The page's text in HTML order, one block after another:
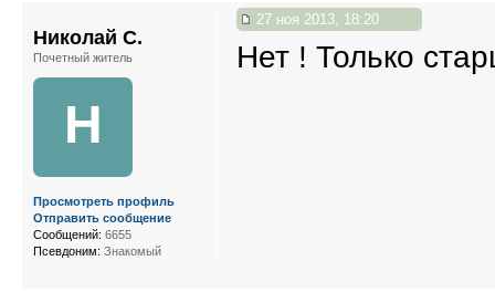
27 ноя 2013, 18:20
Нет ! Только
Николай С.
Почетный житель
Н
Просмотреть профиль
Отправить сообщение
Сообщений: 6655
Псевдоним: Знакомый